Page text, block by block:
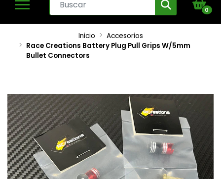
0
Inicio
Accesorios
Race Creations Battery Plug Pull Grips W/5mm
Bullet Connectors